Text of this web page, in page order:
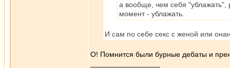
а вообще, чем себя
момент - ублажать.
И сам по себе секс с женой или
О! Помнится были бурные дебаты и